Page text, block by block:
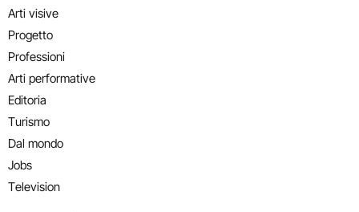
Arti visive
Progetto
Professioni
Arti performative
Editoria
Turismo
Dal mondo
Jobs
Television